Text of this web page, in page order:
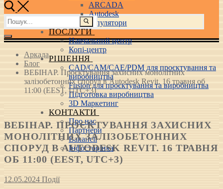
ARCADA
Autodesk
3D маніпулятори
ПОСЛУГИ
Навчальний центр
Копі-центр
РІШЕННЯ
CAD/CAM/CAE/PDM для проєктування та
виробництва
Fusion для проєктування та виробництва
Підготовка виробництва
3D Маркетинг
КОНТАКТИ
Про нас
Партнери
Вакансії
Інфосторінка
Пошук:
Аркада
Блог
ВЕБІНАР. Проєктування захисних монолітних
залізобетонних споруд в Autodesk Revit. 16 травня об
11:00 (EEST, UTC+3)
ВЕБІНАР. ПРОЄКТУВАННЯ ЗАХИСНИХ
МОНОЛІТНИХ ЗАЛІЗОБЕТОННИХ
СПОРУД В AUTODESK REVIT. 16 ТРАВНЯ
ОБ 11:00 (EEST, UTC+3)
12.05.2024 Події